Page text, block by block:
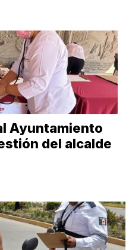
Ayuntamiento
del alcalde